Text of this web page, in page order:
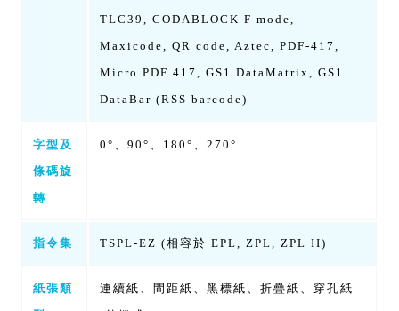
TLC39, CODABLOCK F mode,
Maxicode, QR code, Aztec, PDF-417,
Micro PDF 417, GS1 DataMatrix, GS1
DataBar (RSS barcode)
字型及
條碼旋
轉
0°、90°、180°、270°
指令集 TSPL-EZ (相容於 EPL, ZPL, ZPL II)
紙張類
連續紙、間距紙、黑標紙、折疊紙、穿孔紙